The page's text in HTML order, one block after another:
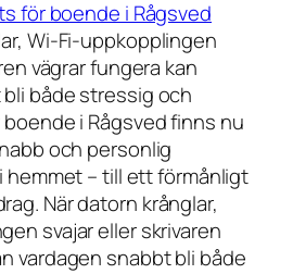
för boende i Rågsved
Wi-Fi-uppkopplingen
vägrar fungera kan
både stressig och
i Rågsved finns nu
och personlig
hemmet – till ett förmånligt
När datorn krånglar,
svajar eller skrivaren
vardagen snabbt bli både